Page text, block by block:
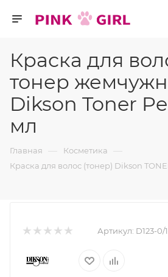
Краска для
тонер
Dikson Toner
мл
Главная — Косметика —
Краска для волос (тонер) Dikson
Артикул: D123-0/